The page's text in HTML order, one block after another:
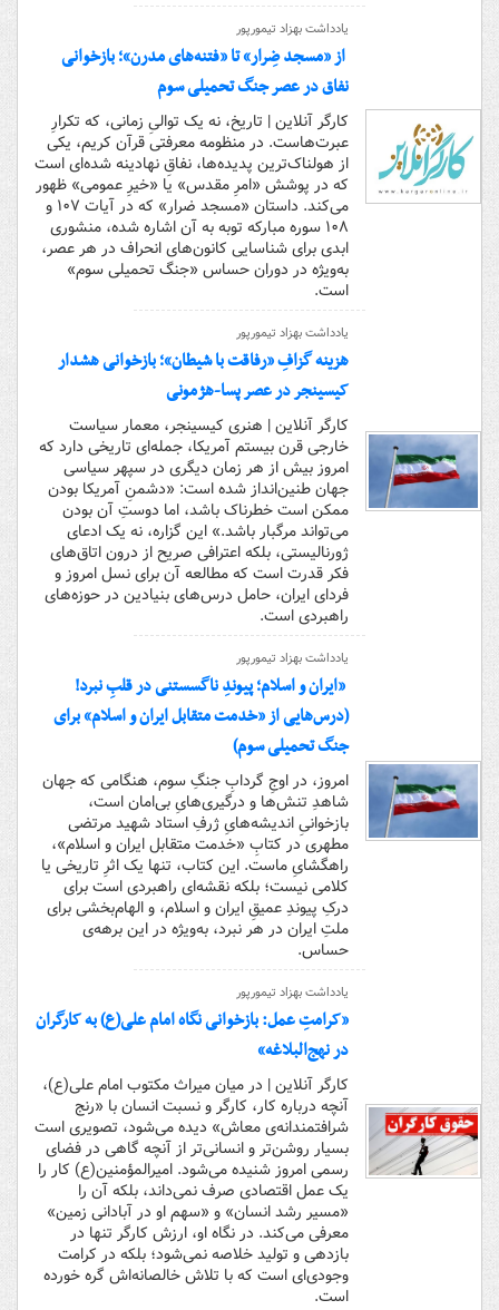
یادداشت بهزاد تیمورپور
از «مسجد ضِرار» تا «فتنه‌های مدرن»؛ بازخوانی
نفاق در عصر جنگ تحمیلی سوم
کارگر آنلاین | تاریخ، نه یک توالیِ زمانی، که تکرارِ
عبرت‌هاست. در منظومه معرفتی قرآن کریم، یکی
از هولناک‌ترین پدیده‌ها، نفاقِ نهادینه شده‌ای است
که در پوشش «امرِ مقدس» یا «خیرِ عمومی» ظهور
می‌کند. داستان «مسجد ضرار» که در آیات ۱۰۷ و
۱۰۸ سوره مبارکه توبه به آن اشاره شده، منشوری
ابدی برای شناسایی کانون‌های انحراف در هر عصر،
به‌ویژه در دوران حساس «جنگ تحمیلی سوم»
است.
یادداشت بهزاد تیمورپور
هزینه‌ گزافِ «رفاقت با شیطان»؛ بازخوانی هشدار
کیسینجر در عصر پسا-هژمونی
کارگر آنلاین | هنری کیسینجر، معمار سیاست
خارجی قرن بیستم آمریکا، جمله‌ای تاریخی دارد که
امروز بیش از هر زمان دیگری در سپهر سیاسی
جهان طنین‌انداز شده است: «دشمنِ آمریکا بودن
ممکن است خطرناک باشد، اما دوستِ آن بودن
می‌تواند مرگبار باشد.» این گزاره، نه یک ادعای
ژورنالیستی، بلکه اعترافی صریح از درون اتاق‌های
فکر قدرت است که مطالعه آن برای نسل امروز و
فردای ایران، حامل درس‌های بنیادین در حوزه‌های
راهبردی است.
یادداشت بهزاد تیمورپور
«ایران و اسلام؛ پیوندِ ناگسستنی در قلبِ نبرد!
(درس‌هایی از «خدمت متقابل ایران و اسلام» برای
جنگ تحمیلی سوم)
امروز، در اوجِ گردابِ جنگِ سوم، هنگامی که جهان
شاهدِ تنش‌ها و درگیری‌هایِ بی‌امان است،
بازخوانیِ اندیشه‌هایِ ژرفِ استاد شهید مرتضی
مطهری در کتابِ «خدمت متقابل ایران و اسلام»،
راهگشایِ ماست. این کتاب، تنها یک اثرِ تاریخی یا
کلامی نیست؛ بلکه نقشه‌ای راهبردی است برای
درکِ پیوندِ عمیقِ ایران و اسلام، و الهام‌بخشی برای
ملتِ ایران در هر نبرد، به‌ویژه در این برهه‌ی
حساس.
یادداشت بهزاد تیمورپور
«کرامتِ عمل: بازخوانی نگاه امام علی(ع) به کارگران
در نهج‌البلاغه»
کارگر آنلاین | در میان میراث مکتوب امام علی(ع)،
آنچه درباره کار، کارگر و نسبت انسان با «رنج
شرافتمندانه‌ی معاش» دیده می‌شود، تصویری است
بسیار روشن‌تر و انسانی‌تر از آنچه گاهی در فضای
رسمی امروز شنیده می‌شود. امیرالمؤمنین(ع) کار را
یک عمل اقتصادی صرف نمی‌داند، بلکه آن را
«مسیر رشد انسان» و «سهم او در آبادانی زمین»
معرفی می‌کند. در نگاه او، ارزش کارگر تنها در
بازدهی و تولید خلاصه نمی‌شود؛ بلکه در کرامت
وجودی‌ای است که با تلاش خالصانه‌اش گره خورده
است.